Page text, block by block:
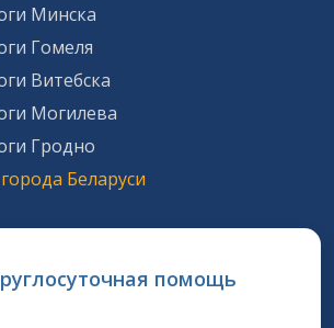
Минска
Гомеля
Витебска
Могилева
Гродно
Беларуси
помощь